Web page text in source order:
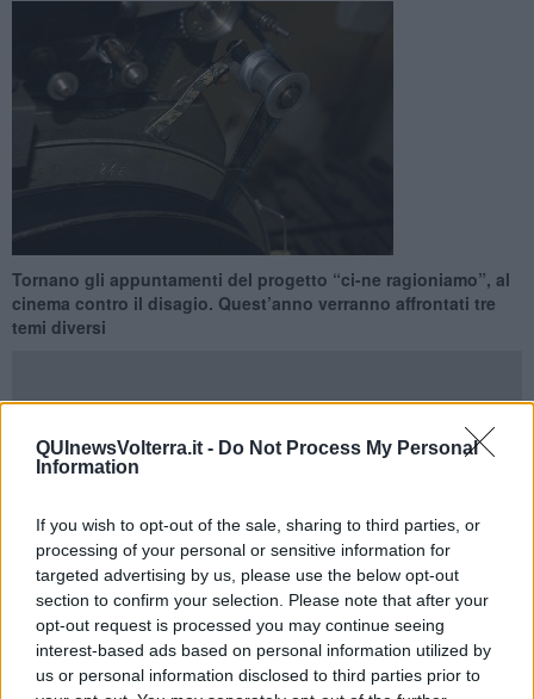
QUInewsVolterra.it - Do Not Process My Personal
Information
If you wish to opt-out of the sale, sharing to third parties, or
processing of your personal or sensitive information for
targeted advertising by us, please use the below opt-out
section to confirm your selection. Please note that after your
opt-out request is processed you may continue seeing
interest-based ads based on personal information utilized by
us or personal information disclosed to third parties prior to
Tornano gli appuntamenti del progetto “ci-ne ragioniamo”, al
cinema contro il disagio. Quest’anno verranno affrontati tre
temi diversi
VOLTERRA —Riprende domani, 27 febbraio, nei laboratori di Villa
riflettere, discutere e approfondire i temi dellamalattia mentale
diversità ed handicap, partendo dall’esperienza, immediata e
gradevole, dellavisione di un film.
Il primo film in programma, “Stelle sulla terra”, del regista indiano
Aamir Khan, verrà proiettatovenerdì 27 alle ore 16,30, e sarà
seguito, il13 marzo alle 16,30, da un ‘incontro con un
rappresentante del gruppo della zona Alta Val di Cecina.